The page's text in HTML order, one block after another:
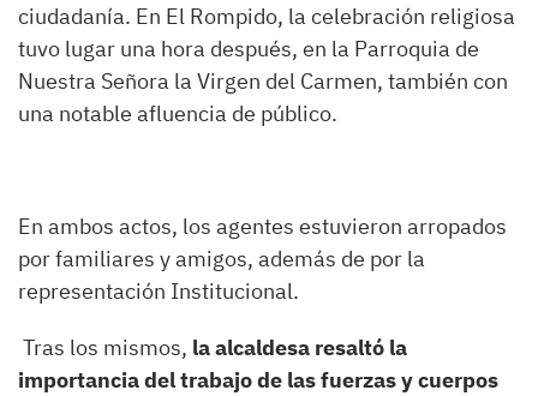
ciudadanía. En El Rompido, la celebración religiosa
tuvo lugar una hora después, en la Parroquia de
Nuestra Señora la Virgen del Carmen, también con
una notable afluencia de público.
En ambos actos, los agentes estuvieron arropados
por familiares y amigos, además de por la
representación Institucional.
Tras los mismos, la alcaldesa resaltó la
importancia del trabajo de las fuerzas y cuerpos